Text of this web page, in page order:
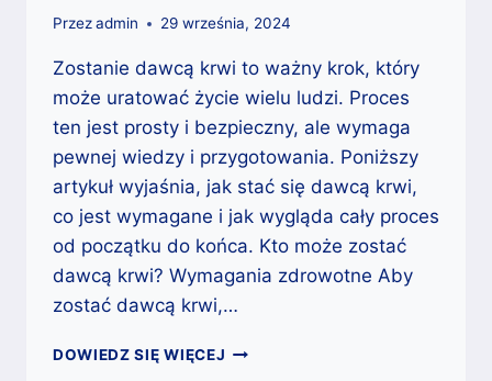
Przezadmin 29 września, 2024
Zostanie dawcą krwi to ważny krok, który
może uratować życie wielu ludzi. Proces
ten jest prosty i bezpieczny, ale wymaga
pewnej wiedzy i przygotowania. Poniższy
artykuł wyjaśnia, jak stać się dawcą krwi,
co jest wymagane i jak wygląda cały proces
od początku do końca. Kto może zostać
dawcą krwi? Wymagania zdrowotne Aby
zostać dawcą krwi,…
DOWIEDZ SIĘ WIĘCEJ JAK